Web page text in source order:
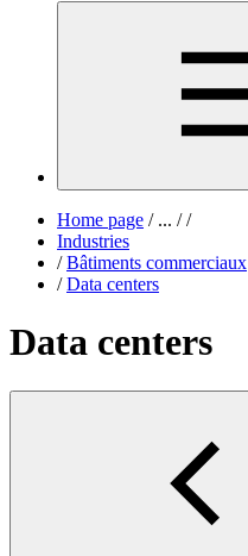
Home page /... / /
Industries
/ Bâtiments commerciaux
/ Data centers
Data centers